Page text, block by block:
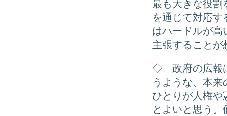
最も大きな役割
を通じて対応
はハードルが高
主張することが
◇ 政府の広報
うような、本
ひとりが人権や
とよいと思う